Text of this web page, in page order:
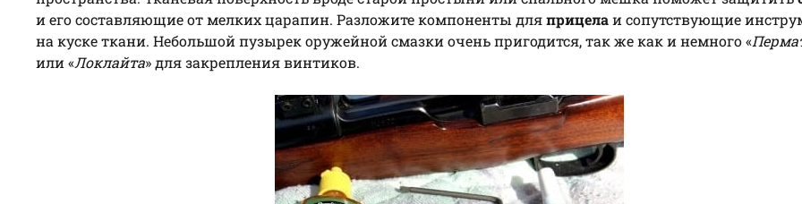
и его составляющие от мелких царапин. Разложите компоненты дляприцелаи сопутствующие
на куске ткани. Небольшой пузырек оружейной смазки очень пригодится, так же как и немного «
или «Локлайта» для закрепления винтиков.